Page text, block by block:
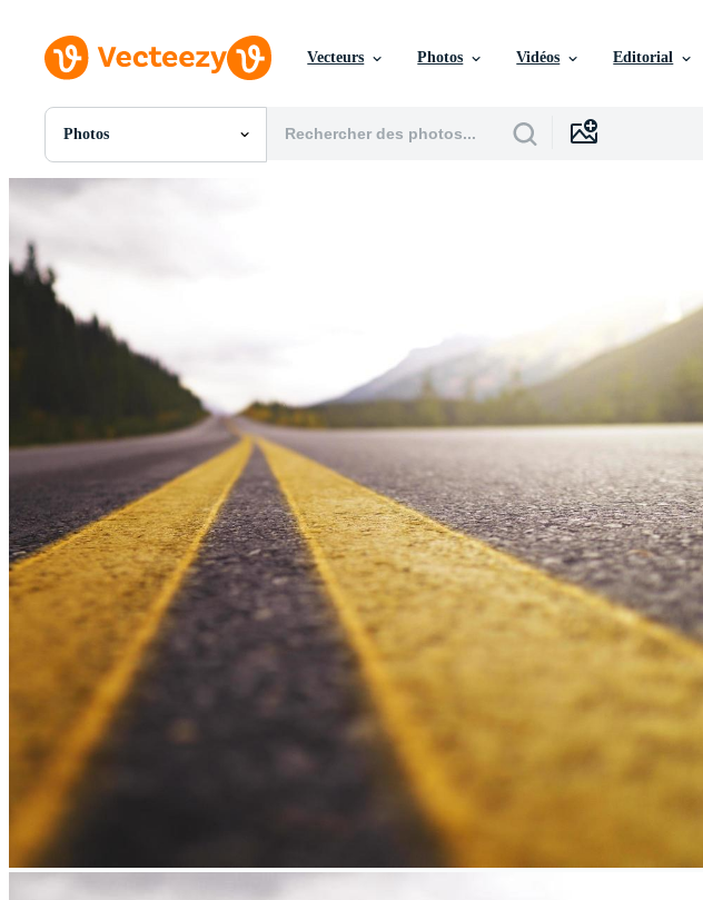
Vecteurs Photos Vidéos Editorial
Photos
Toutes Images
Vidéos
Motion graphics
Images Éditoriales
Événements Éditoriaux